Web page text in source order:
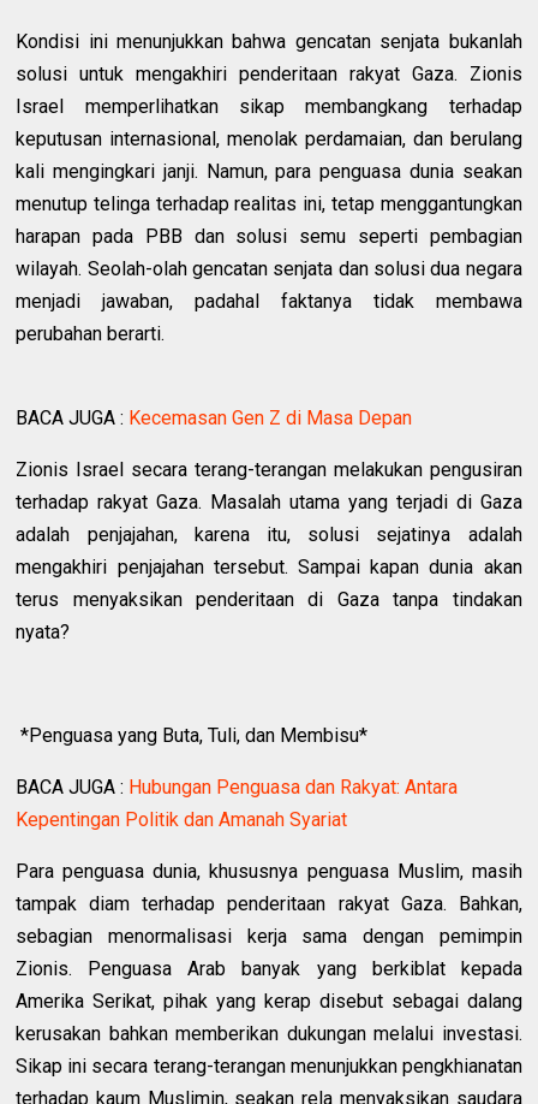
Kondisi ini menunjukkan bahwa gencatan senjata bukanlah
solusi untuk mengakhiri penderitaan rakyat Gaza. Zionis
Israel memperlihatkan sikap membangkang terhadap
keputusan internasional, menolak perdamaian, dan berulang
kali mengingkari janji. Namun, para penguasa dunia seakan
menutup telinga terhadap realitas ini, tetap menggantungkan
harapan pada PBB dan solusi semu seperti pembagian
wilayah. Seolah-olah gencatan senjata dan solusi dua negara
menjadi jawaban, padahal faktanya tidak membawa
perubahan berarti.
BACA JUGA : Kecemasan Gen Z di Masa Depan
Zionis Israel secara terang-terangan melakukan pengusiran
terhadap rakyat Gaza. Masalah utama yang terjadi di Gaza
adalah penjajahan, karena itu, solusi sejatinya adalah
mengakhiri penjajahan tersebut. Sampai kapan dunia akan
terus menyaksikan penderitaan di Gaza tanpa tindakan
nyata?
*Penguasa yang Buta, Tuli, dan Membisu*
BACA JUGA : Hubungan Penguasa dan Rakyat: Antara
Kepentingan Politik dan Amanah Syariat
Para penguasa dunia, khususnya penguasa Muslim, masih
tampak diam terhadap penderitaan rakyat Gaza. Bahkan,
sebagian menormalisasi kerja sama dengan pemimpin
Zionis. Penguasa Arab banyak yang berkiblat kepada
Amerika Serikat, pihak yang kerap disebut sebagai dalang
kerusakan bahkan memberikan dukungan melalui investasi.
Sikap ini secara terang-terangan menunjukkan pengkhianatan
terhadap kaum Muslimin, seakan rela menyaksikan saudara